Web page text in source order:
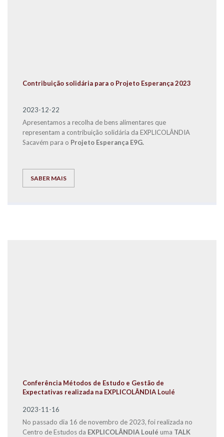
Contribuição solidária para o Projeto Esperança 2023
2023-12-22
Apresentamos a recolha de bens alimentares que
representam a contribuição solidária da EXPLICOLÂNDIA
Sacavém para o Projeto Esperança E9G.
SABER MAIS
Conferência Métodos de Estudo e Gestão de
Expectativas realizada na EXPLICOLÂNDIA Loulé
2023-11-16
No passado dia 16 de novembro de 2023, foi realizada no
Centro de Estudos da EXPLICOLÂNDIA Loulé uma TALK